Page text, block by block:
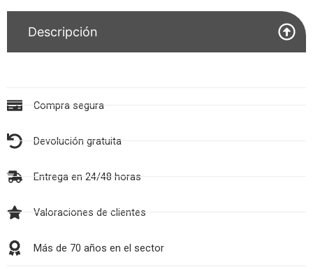
Descripción
Compra segura
Devolución gratuita
Entrega en 24/48 horas
Valoraciones de clientes
Más de 70 años en el sector